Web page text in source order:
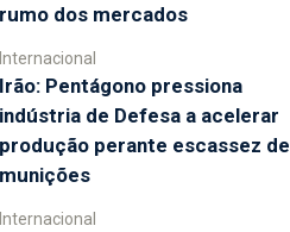
rumo dos mercados
Internacional
Irão: Pentágono pressiona
indústria de Defesa a acelerar
produção perante escassez de
munições
Internacional